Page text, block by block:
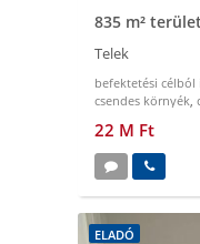
835 m² terület
Telek
befektetési
csendes környék,
22 M Ft
ELADÓ